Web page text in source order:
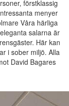
förstklassig
menyer
Våra härliga
salarna är
Här kan
i sober miljö. Alla
David Bagares